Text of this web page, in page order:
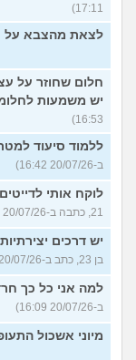
17:11)
לצאת מהצבא על
חלום שחוזר על
יש משמעות
16:53)
ללמוד סיעוד
ב-20/07/26 16:42)
לוקח אותי
21, כתבה ב-20/07/26 16:31)
יש דרכים
בן 23, כתב ב-20/07/26 16:20)
למה אני כל כך
ב-20/07/26 16:09)
מיוני אשכול